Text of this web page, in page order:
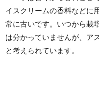
イスクリームの香料などに
常に古いです。いつから栽
は分かっていませんが、ア
と考えられています。